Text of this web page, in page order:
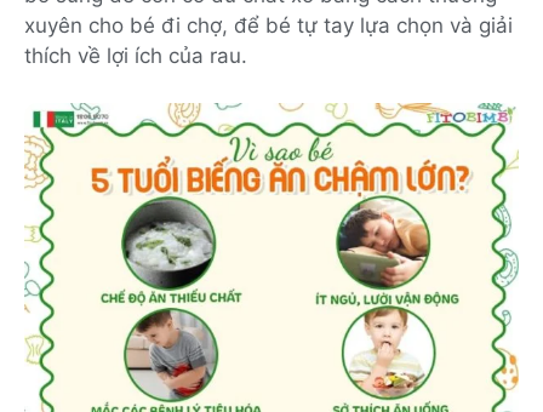
xuyên cho bé đi chợ, để bé tự tay lựa chọn và giải
thích về lợi ích của rau.